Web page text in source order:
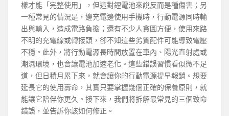
樣才能「完整使用」，但這對鋰電池來說反而是種傷害；另
一種常見的情況是，邊充電邊使用手機時，行動電源同時輸
出與輸入，造成電路負擔；還有不少人貪圖方便，使用來路
不明的充電線或轉接頭，卻不知這些劣質配件可能導致電壓
不穩。此外，將行動電源長時間放置在車內、陽光直射處或
潮濕環境，也會讓電池加速老化。這些錯誤習慣看似微不足
道，但日積月累下來，就會讓你的行動電源提早報銷。想要
延長它的使用壽命，其實只要掌握幾個正確的保養原則，就
能讓它陪伴你更久。接下來，我們將拆解最常見的三個致命
錯誤，並告訴你該如何修正。